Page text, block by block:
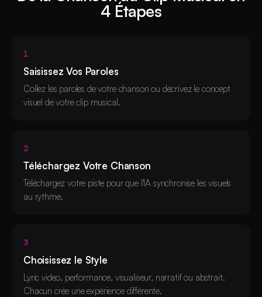
4 Étapes
1
Saisissez Vos Paroles
Collez les paroles de votre chanson ou décrivez le concept
visuel de votre clip musical.
2
Téléchargez Votre Chanson
Téléchargez votre piste pour que l'IA synchronise les visuels
au rythme.
3
Choisissez le Style
Lyric video, performance, visualiseur, narratif ou abstrait.
Chacun crée une expérience différente.